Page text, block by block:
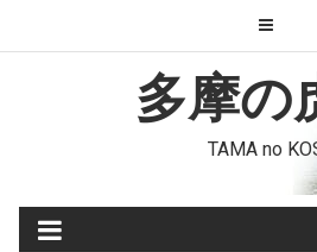
to
多摩の
TAMA no